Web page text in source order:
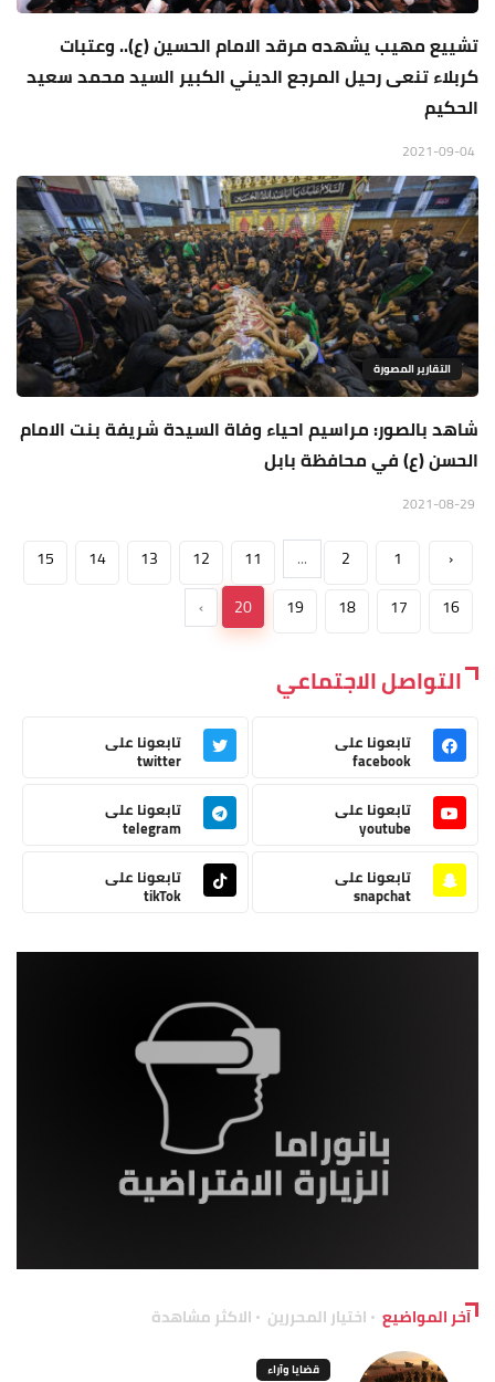
تشييع مهيب يشهده مرقد الامام الحسين (ع).. وعتبات
كربلاء تنعى رحيل المرجع الديني الكبير السيد محمد سعيد
الحكيم
التقارير المصورة
شاهد بالصور: مراسيم احياء وفاة السيدة شريفة بنت الامام
الحسن (ع) في محافظة بابل
‹
1
2
...
11
12
13
14
15
16
17
18
19
20
›
التواصل الاجتماعي
تابعونا على
facebook
تابعونا على
twitter
تابعونا على
youtube
تابعونا على
telegram
تابعونا على
snapchat
تابعونا على
tikTok
آخر المواضيع اختيار المحررين الاكثر مشاهدة
قضايا وآراء